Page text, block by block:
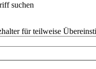
suchen
für teilweise